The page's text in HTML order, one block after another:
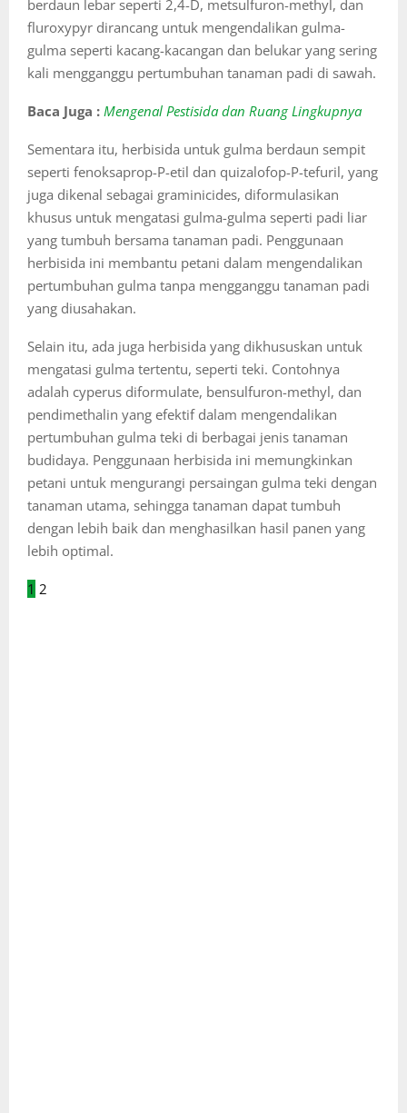
berdaun lebar seperti 2,4-D, metsulfuron-methyl, dan
fluroxypyr dirancang untuk mengendalikan gulma-
gulma seperti kacang-kacangan dan belukar yang sering
kali mengganggu pertumbuhan tanaman padi di sawah.
Baca Juga : Mengenal Pestisida dan Ruang Lingkupnya
Sementara itu, herbisida untuk gulma berdaun sempit
seperti fenoksaprop-P-etil dan quizalofop-P-tefuril, yang
juga dikenal sebagai graminicides, diformulasikan
khusus untuk mengatasi gulma-gulma seperti padi liar
yang tumbuh bersama tanaman padi. Penggunaan
herbisida ini membantu petani dalam mengendalikan
pertumbuhan gulma tanpa mengganggu tanaman padi
yang diusahakan.
Selain itu, ada juga herbisida yang dikhususkan untuk
mengatasi gulma tertentu, seperti teki. Contohnya
adalah cyperus diformulate, bensulfuron-methyl, dan
pendimethalin yang efektif dalam mengendalikan
pertumbuhan gulma teki di berbagai jenis tanaman
budidaya. Penggunaan herbisida ini memungkinkan
petani untuk mengurangi persaingan gulma teki dengan
tanaman utama, sehingga tanaman dapat tumbuh
dengan lebih baik dan menghasilkan hasil panen yang
lebih optimal.
1 2